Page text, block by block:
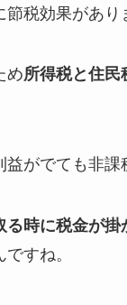
税効果があり
め所得税と住民
がでても非課
る時に税金が掛
すね。